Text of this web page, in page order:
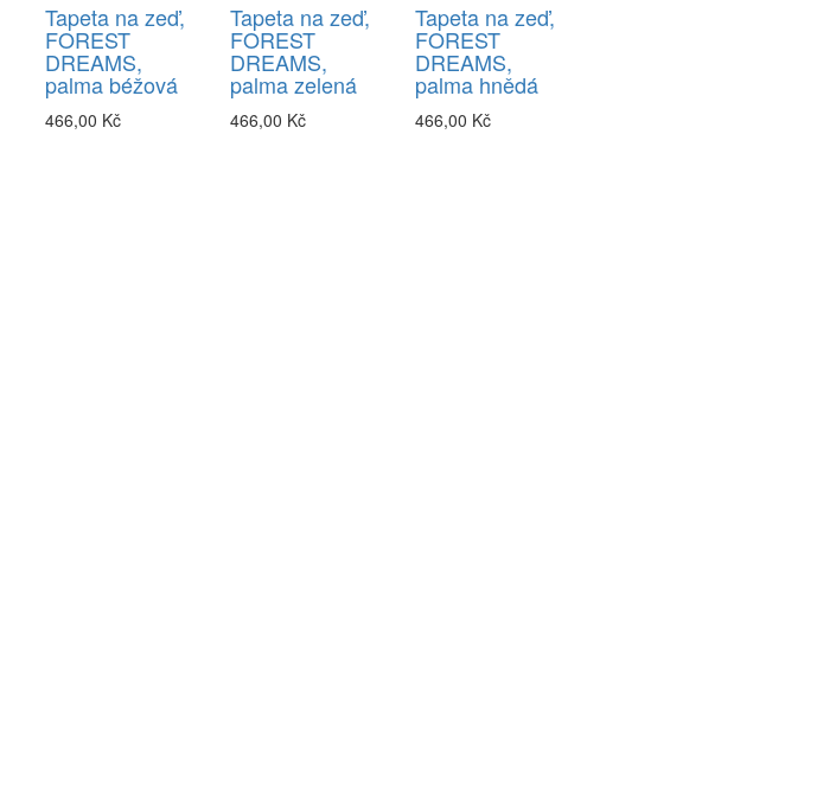
Tapeta na zeď,
FOREST
DREAMS,
palma béžová
466,00 Kč
Tapeta na zeď,
FOREST
DREAMS,
palma zelená
466,00 Kč
Tapeta na zeď,
FOREST
DREAMS,
palma hnědá
466,00 Kč